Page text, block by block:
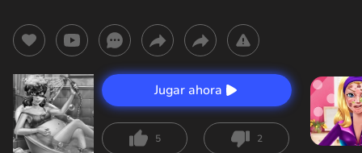
Jugar ahora
5 2